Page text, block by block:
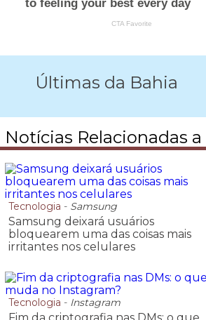
Últimas da Bahia
Notícias Relacionadas a
Tecnologia - Samsung
Samsung deixará usuários
bloquearem uma das coisas mais
irritantes nos celulares
Tecnologia - Instagram
Fim da criptografia nas DMs: o que